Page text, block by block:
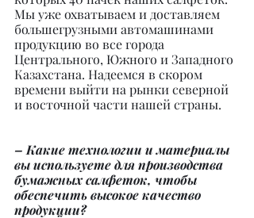
Мы уже охватываем и доставляем
большегрузными автомашинами
продукцию во все города
Центрального, Южного и Западного
Казахстана. Надеемся в скором
времени выйти на рынки северной
и восточной части нашей страны.
– Какие технологии и материалы
вы используете для производства
бумажных салфеток, чтобы
обеспечить высокое качество
продукции?